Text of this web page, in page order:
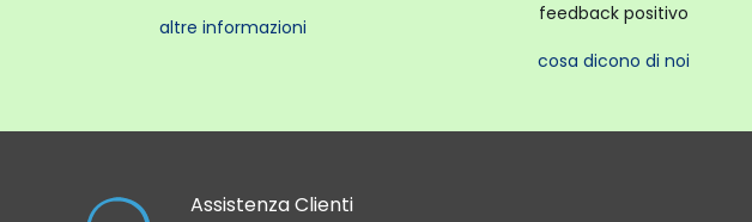
altre informazioni
feedback positivo
cosa dicono di noi
Assistenza Clienti